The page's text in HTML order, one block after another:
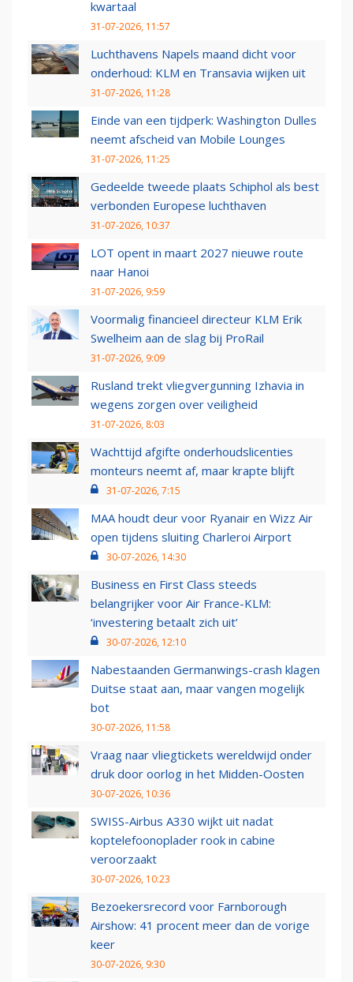
kwartaal
31-07-2026, 11:57
Luchthavens Napels maand dicht voor
onderhoud: KLM en Transavia wijken uit
31-07-2026, 11:28
Einde van een tijdperk: Washington Dulles
neemt afscheid van Mobile Lounges
31-07-2026, 11:25
Gedeelde tweede plaats Schiphol als best
verbonden Europese luchthaven
31-07-2026, 10:37
LOT opent in maart 2027 nieuwe route
naar Hanoi
31-07-2026, 9:59
Voormalig financieel directeur KLM Erik
Swelheim aan de slag bij ProRail
31-07-2026, 9:09
Rusland trekt vliegvergunning Izhavia in
wegens zorgen over veiligheid
31-07-2026, 8:03
Wachttijd afgifte onderhoudslicenties
monteurs neemt af, maar krapte blijft
31-07-2026, 7:15
MAA houdt deur voor Ryanair en Wizz Air
open tijdens sluiting Charleroi Airport
30-07-2026, 14:30
Business en First Class steeds
belangrijker voor Air France-KLM:
‘investering betaalt zich uit’
30-07-2026, 12:10
Nabestaanden Germanwings-crash klagen
Duitse staat aan, maar vangen mogelijk
bot
30-07-2026, 11:58
Vraag naar vliegtickets wereldwijd onder
druk door oorlog in het Midden-Oosten
30-07-2026, 10:36
SWISS-Airbus A330 wijkt uit nadat
koptelefoonoplader rook in cabine
veroorzaakt
30-07-2026, 10:23
Bezoekersrecord voor Farnborough
Airshow: 41 procent meer dan de vorige
keer
30-07-2026, 9:30